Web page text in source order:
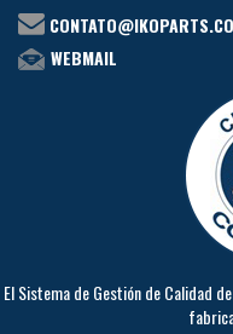
WEBMAIL
El Sistema de Gestión de Calidad